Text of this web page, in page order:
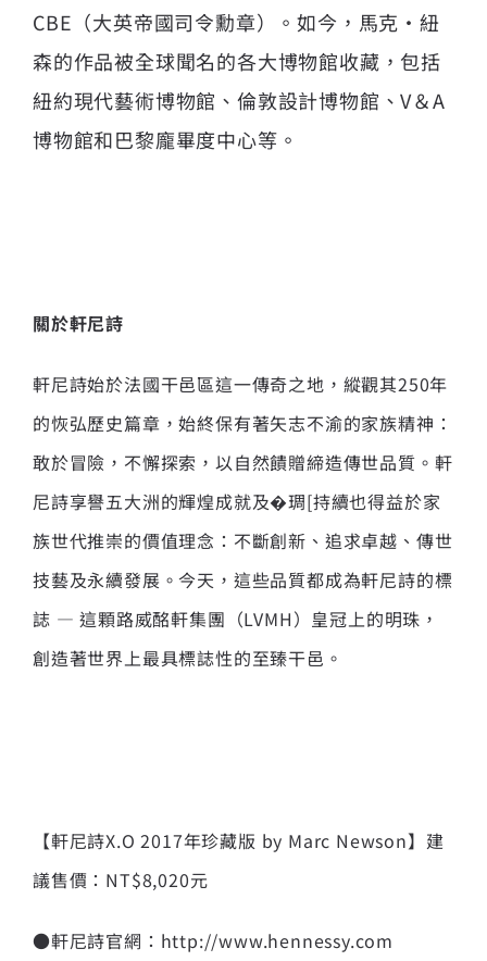
CBE（大英帝國司令勳章）。如今，馬克·紐
森的作品被全球聞名的各大博物館收藏，包括
紐約現代藝術博物館、倫敦設計博物館、V＆A
博物館和巴黎龐畢度中心等。
關於軒尼詩
軒尼詩始於法國干邑區這一傳奇之地，縱觀其250年
的恢弘歷史篇章，始終保有著矢志不渝的家族精神：
敢於冒險，不懈探索，以自然饋贈締造傳世品質。軒
尼詩享譽五大洲的輝煌成就及�琱[持續也得益於家
族世代推崇的價值理念：不斷創新、追求卓越、傳世
技藝及永續發展。今天，這些品質都成為軒尼詩的標
誌 — 這顆路威酩軒集團（LVMH）皇冠上的明珠，
創造著世界上最具標誌性的至臻干邑。
【軒尼詩X.O 2017年珍藏版 by Marc Newson】建
議售價：NT$8,020元
●軒尼詩官網：http://www.hennessy.com